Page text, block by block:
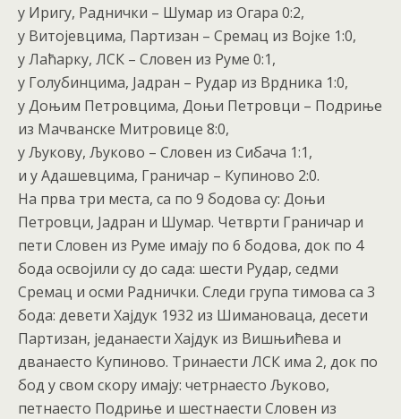
у Иригу, Раднички – Шумар из Огара 0:2,
у Витојевцима, Партизан – Сремац из Војке 1:0,
у Лаћарку, ЛСК – Словен из Руме 0:1,
у Голубинцима, Јадран – Рудар из Врдника 1:0,
у Доњим Петровцима, Доњи Петровци – Подриње
из Мачванске Митровице 8:0,
у Љукову, Љуково – Словен из Сибача 1:1,
и у Адашевцима, Граничар – Купиново 2:0.
На прва три места, са по 9 бодова су: Доњи
Петровци, Јадран и Шумар. Четврти Граничар и
пети Словен из Руме имају по 6 бодова, док по 4
бода освојили су до сада: шести Рудар, седми
Сремац и осми Раднички. Следи група тимова са 3
бода: девети Хајдук 1932 из Шимановаца, десети
Партизан, једанаести Хајдук из Вишњићева и
дванаесто Купиново. Тринаести ЛСК има 2, док по
бод у свом скору имају: четрнаесто Љуково,
петнаесто Подриње и шестнаести Словен из